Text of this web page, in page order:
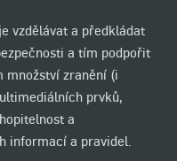
vzdělávat a předkládat
a tím podpořit
množství zranění (i
prvků,
a
informací a pravidel.